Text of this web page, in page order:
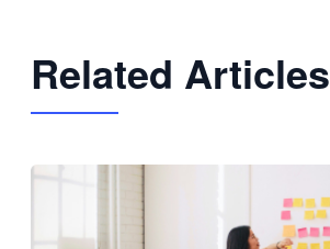
Related Articles